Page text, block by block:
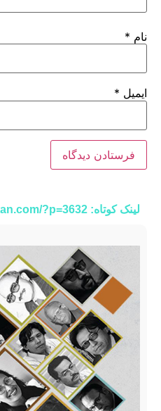
لینک کوتاه: https://kabulestan.com/?p=3632
نام *
ایمیل *